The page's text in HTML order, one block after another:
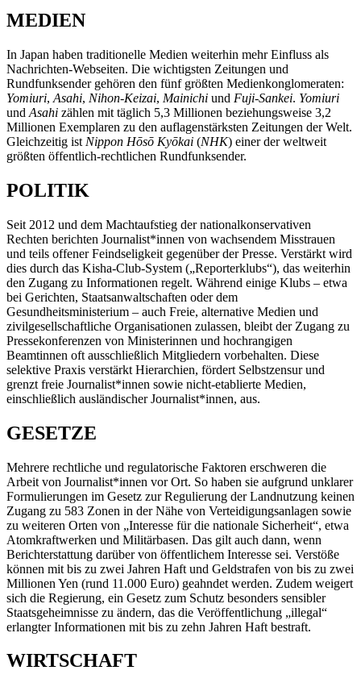
MEDIEN
In Japan haben traditionelle Medien weiterhin mehr Einfluss als
Nachrichten-Webseiten. Die wichtigsten Zeitungen und
Rundfunksender gehören den fünf größten Medienkonglomeraten:
Yomiuri, Asahi, Nihon-Keizai, Mainichi und Fuji-Sankei. Yomiuri
und Asahi zählen mit täglich 5,3 Millionen beziehungsweise 3,2
Millionen Exemplaren zu den auflagenstärksten Zeitungen der Welt.
Gleichzeitig ist Nippon Hōsō Kyōkai (NHK) einer der weltweit
größten öffentlich-rechtlichen Rundfunksender.
POLITIK
Seit 2012 und dem Machtaufstieg der nationalkonservativen
Rechten berichten Journalist*innen von wachsendem Misstrauen
und teils offener Feindseligkeit gegenüber der Presse. Verstärkt wird
dies durch das Kisha-Club-System („Reporterklubs“), das weiterhin
den Zugang zu Informationen regelt. Während einige Klubs – etwa
bei Gerichten, Staatsanwaltschaften oder dem
Gesundheitsministerium – auch Freie, alternative Medien und
zivilgesellschaftliche Organisationen zulassen, bleibt der Zugang zu
Pressekonferenzen von Ministerinnen und hochrangigen
Beamtinnen oft ausschließlich Mitgliedern vorbehalten. Diese
selektive Praxis verstärkt Hierarchien, fördert Selbstzensur und
grenzt freie Journalist*innen sowie nicht-etablierte Medien,
einschließlich ausländischer Journalist*innen, aus.
GESETZE
Mehrere rechtliche und regulatorische Faktoren erschweren die
Arbeit von Journalist*innen vor Ort. So haben sie aufgrund unklarer
Formulierungen im Gesetz zur Regulierung der Landnutzung keinen
Zugang zu 583 Zonen in der Nähe von Verteidigungsanlagen sowie
zu weiteren Orten von „Interesse für die nationale Sicherheit“, etwa
Atomkraftwerken und Militärbasen. Das gilt auch dann, wenn
Berichterstattung darüber von öffentlichem Interesse sei. Verstöße
können mit bis zu zwei Jahren Haft und Geldstrafen von bis zu zwei
Millionen Yen (rund 11.000 Euro) geahndet werden. Zudem weigert
sich die Regierung, ein Gesetz zum Schutz besonders sensibler
Staatsgeheimnisse zu ändern, das die Veröffentlichung „illegal“
erlangter Informationen mit bis zu zehn Jahren Haft bestraft.
WIRTSCHAFT